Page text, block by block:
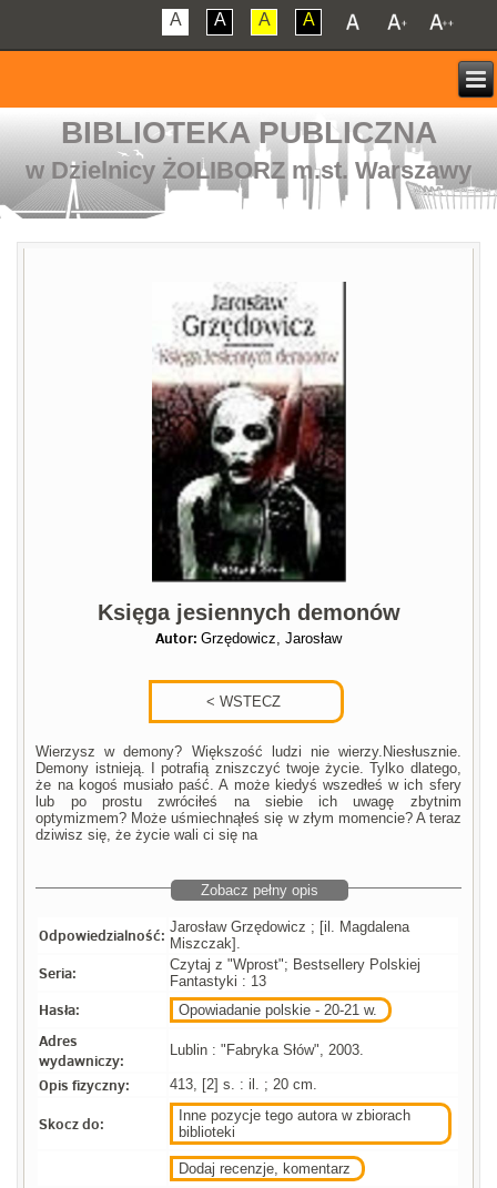
A A A A
BIBLIOTEKA PUBLICZNA
w Dzielnicy ŻOLIBORZ m.st. Warszawy
Księga jesiennych demonów
Autor: Grzędowicz, Jarosław
Wierzysz w demony? Większość ludzi nie wierzy.Niesłusznie.
Demony istnieją. I potrafią zniszczyć twoje życie. Tylko dlatego,
że na kogoś musiało paść. A może kiedyś wszedłeś w ich sfery
lub po prostu zwróciłeś na siebie ich uwagę zbytnim
optymizmem? Może uśmiechnąłeś się w złym momencie? A teraz
dziwisz się, że życie wali ci się na
Zobacz pełny opis
Odpowiedzialność: Jarosław Grzędowicz ; [il. Magdalena
Miszczak].
Seria:
Czytaj z "Wprost"; Bestsellery Polskiej
Fantastyki : 13
Hasła: Opowiadanie polskie - 20-21 w.
Adres
wydawniczy:
Lublin : "Fabryka Słów", 2003.
Opis fizyczny: 413, [2] s. : il. ; 20 cm.
Skocz do:
Inne pozycje tego autora w zbiorach
biblioteki
Dodaj recenzje, komentarz